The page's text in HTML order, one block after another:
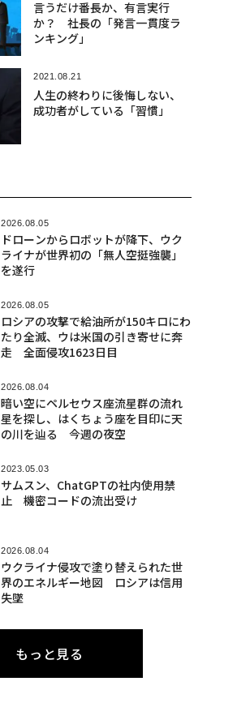
言うだけ番長か、有言実行
か？ 社長の「発言一貫度ラ
ンキング」
2021.08.21
人生の終わりに後悔しない、
成功者がしている「習慣」
2026.08.05
ドローンからロボットが降下、ウク
ライナが世界初の「無人空挺強襲」
を遂行
2026.08.05
ロシアの攻撃で給油所が150キロにわ
たり全滅、ウは米国の引き寄せに奔
走 全面侵攻1623日目
2026.08.04
暗い空にペルセウス座流星群の流れ
星を探し、はくちょう座を目印に天
の川を辿る 今週の夜空
2023.05.03
サムスン、ChatGPTの社内使用禁
止 機密コードの流出受け
2026.08.04
ウクライナ侵攻で塗り替えられた世
界のエネルギー地図 ロシアは信用
失墜
もっと見る